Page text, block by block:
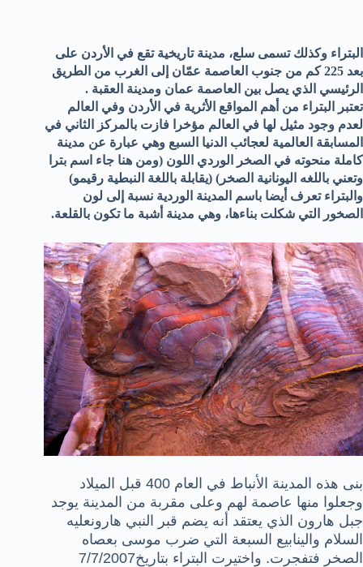
البتراء وكذلك تسمى سلع، مدينة تاريخية تقع في الأردن على
بعد 225 كم من جنوب العاصمة عمّان إلى الغرب من الطريق
الرئيسي الذي يصل بين العاصمة عمان ومدينة العقبة .
تعتبر البتراء من أهم المواقع الأثرية في الأردن وفي العالم
لعدم وجود مثيل لها في العالم مؤخرا فازت بالمركز الثاني في
المسابقة العالمية لعجائب الدنيا السبع وهي عبارة عن مدينة
كاملة منحوته في الصخر الوردي اللون (ومن هنا جاء اسم بترا
وتعني باللغه اليونانية الصخر) (يقابلة باللغة النبطية رقيمو)
والبتراء تعرف أيضا باسم المدينة الوردية نسبة إلى لون
الصخور التي شكلت بناءها، وهي مدينة أشبة ما تكون بالقلعة.
بنى هذه المدينة الأنباط
في العام 400 قبل الميلاد
وجعلوا منها عاصمة لهم وعلى مقربة من المدينة يوجد
جبل هارون الذي يعتقد أنه يضم قبر النبي هارونعليه
السلام والينابيع السبعة التي ضرب موسى بعصاه
الصخر فتفجرت. واختيرت البتراء بتاريخ7/7/2007